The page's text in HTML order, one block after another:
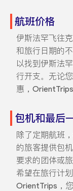
航班价格
伊斯法罕飞往
和旅行日期的
以找到伊斯法
行开支。无论
惠，
包机和最后
除了定期航班
的旅客提供包
要求的团体或
希望在旅行计
OrientTrips，